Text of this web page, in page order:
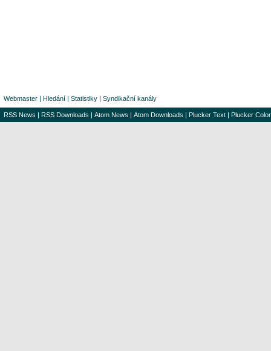
Webmaster | Hledání | Statistiky | Syndikační kanály
RSS News | RSS Downloads | Atom News | Atom Downloads | Plucker Text | Plucker Color